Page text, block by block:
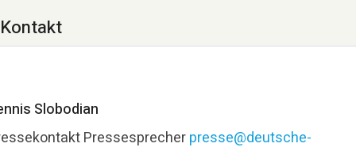
Kontakt
Slobodian
Pressesprecherpresse@deutsche-